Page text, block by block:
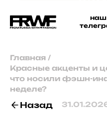
наш
Главная /
Красные акценты и
что носили фэшн-
неделе?
Назад